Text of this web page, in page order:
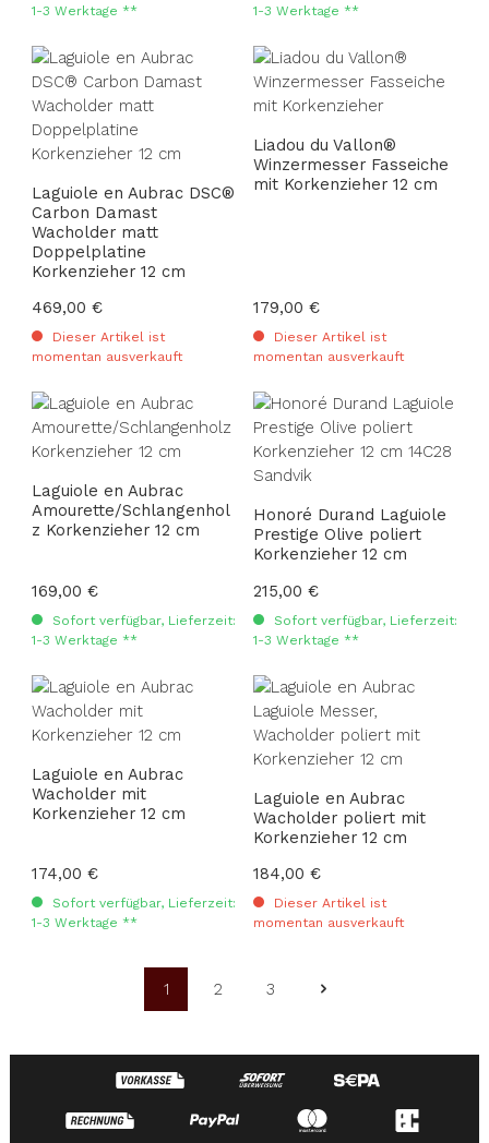
1-3 Werktage **
1-3 Werktage **
Laguiole en Aubrac DSC®
Carbon Damast
Wacholder matt
Doppelplatine
Korkenzieher 12 cm
Regulärer Preis:
469,00 €
Dieser Artikel ist
momentan ausverkauft
Liadou du Vallon®
Winzermesser Fasseiche
mit Korkenzieher 12 cm
Regulärer Preis:
179,00 €
Dieser Artikel ist
momentan ausverkauft
Laguiole en Aubrac
Amourette/Schlangenhol
z Korkenzieher 12 cm
Regulärer Preis:
169,00 €
Sofort verfügbar, Lieferzeit:
1-3 Werktage **
Honoré Durand Laguiole
Prestige Olive poliert
Korkenzieher 12 cm
Regulärer Preis:
215,00 €
Sofort verfügbar, Lieferzeit:
1-3 Werktage **
Laguiole en Aubrac
Wacholder mit
Korkenzieher 12 cm
Regulärer Preis:
174,00 €
Sofort verfügbar, Lieferzeit:
1-3 Werktage **
Laguiole en Aubrac
Wacholder poliert mit
Korkenzieher 12 cm
Regulärer Preis:
184,00 €
Dieser Artikel ist
momentan ausverkauft
Seite
1
Seite
2
Seite
3